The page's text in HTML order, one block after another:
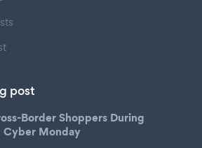
post
Border Shoppers During
Cyber Monday